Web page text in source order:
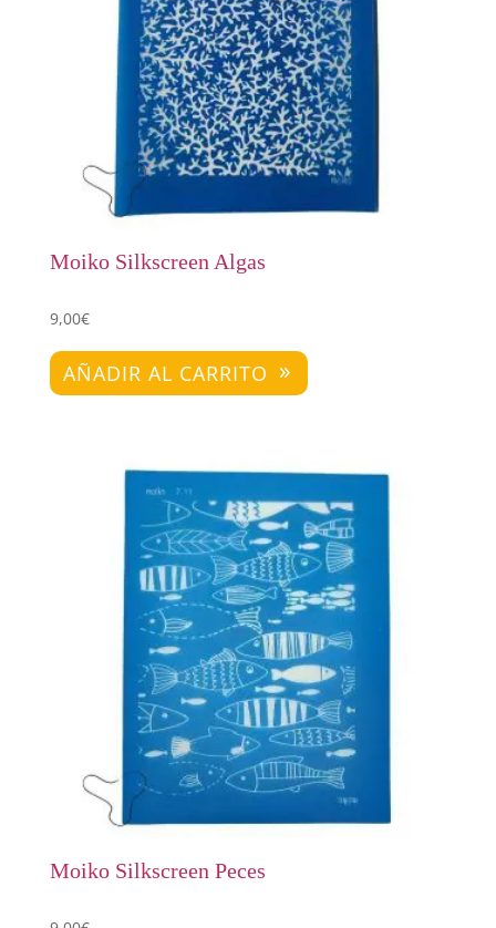
Moiko Silkscreen Algas
9,00€
AÑADIR AL CARRITO
Moiko Silkscreen Peces